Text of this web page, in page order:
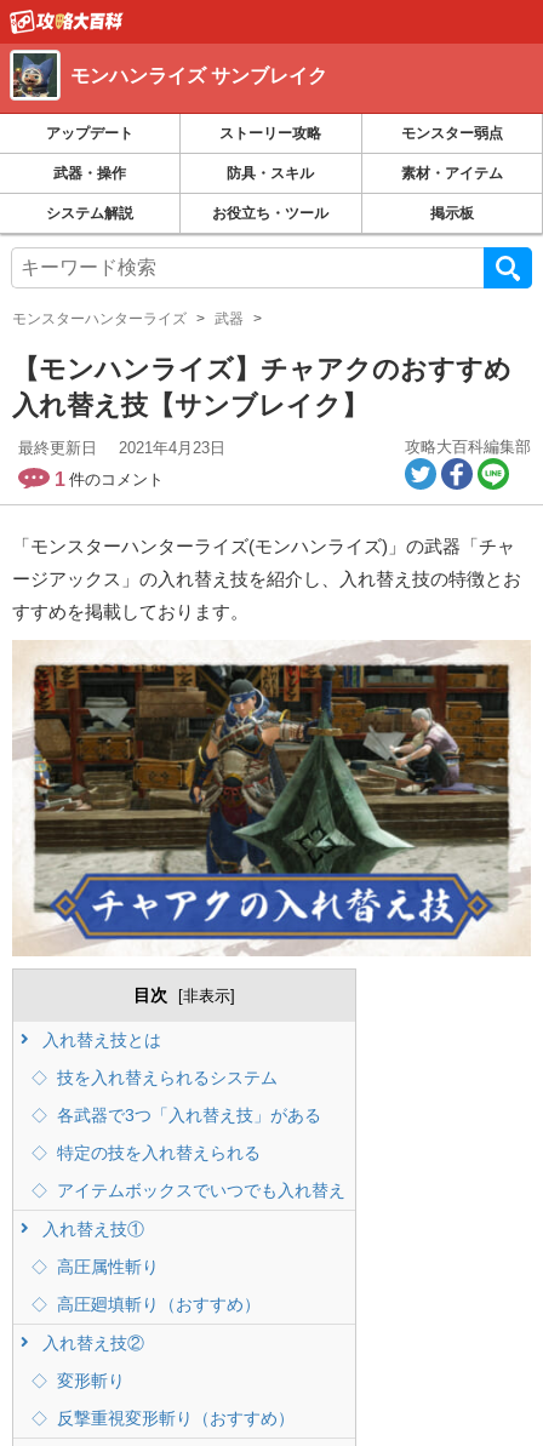
モンハンライズ サンブレイク
アップデート ストーリー攻略 モンスター弱点
武器・操作 防具・スキル 素材・アイテム
システム解説 お役立ち・ツール 掲示板
モンスターハンターライズ 武器
【モンハンライズ】チャアクのおすすめ
入れ替え技【サンブレイク】
最終更新日 2021年4月23日
1 件のコメント
攻略大百科編集部
「モンスターハンターライズ(モンハンライズ)」の武器「チャ
ージアックス」の入れ替え技を紹介し、入れ替え技の特徴とお
すすめを掲載しております。
目次 [非表示]
入れ替え技とは
技を入れ替えられるシステム
各武器で3つ「入れ替え技」がある
特定の技を入れ替えられる
アイテムボックスでいつでも入れ替え
入れ替え技①
高圧属性斬り
高圧廻填斬り（おすすめ）
入れ替え技②
変形斬り
反撃重視変形斬り（おすすめ）